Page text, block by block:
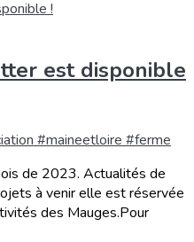
est disponible
#maineetloire #ferme
de 2023. Actualités de
à venir elle est réservée
des Mauges.Pour